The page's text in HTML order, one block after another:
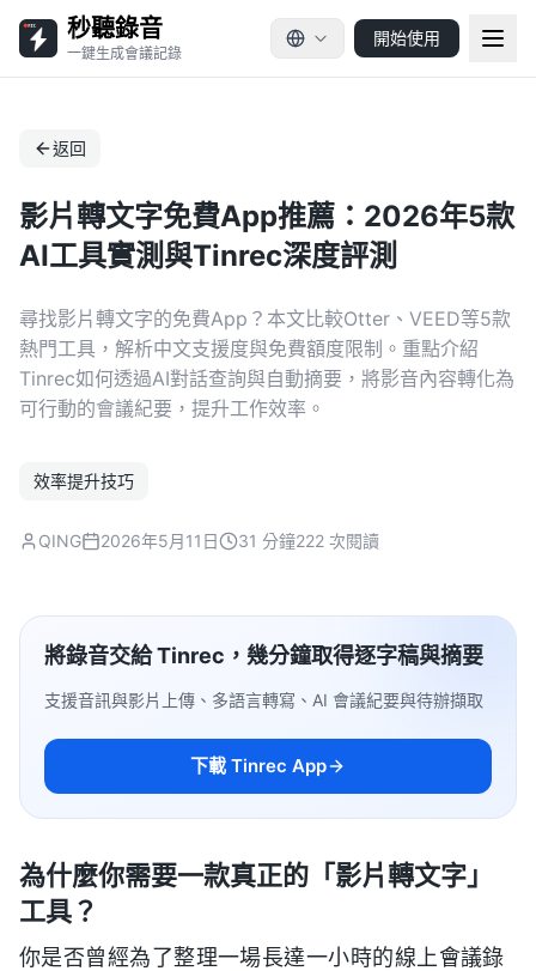
秒聽錄音
一鍵生成會議記錄
開始使用
返回
影片轉文字免費App推薦：2026年5款
AI工具實測與Tinrec深度評測
尋找影片轉文字的免費App？本文比較Otter、VEED等5款
熱門工具，解析中文支援度與免費額度限制。重點介紹
Tinrec如何透過AI對話查詢與自動摘要，將影音內容轉化為
可行動的會議紀要，提升工作效率。
效率提升技巧
QING 2026年5月11日 31 分鐘222 次閱讀
將錄音交給 Tinrec，幾分鐘取得逐字稿與摘要
支援音訊與影片上傳、多語言轉寫、AI 會議紀要與待辦擷取
下載 Tinrec App
為什麼你需要一款真正的「影片轉文字」
工具？
你是否曾經為了整理一場長達一小時的線上會議錄